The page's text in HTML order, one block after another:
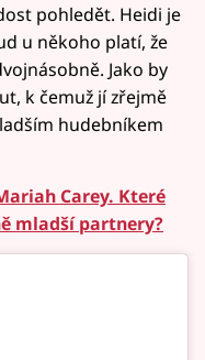
pohledět. Heidi je
u někoho platí, že
Jako by
k čemuž jí zřejmě
hudebníkem
Carey. Které
mladší partnery?